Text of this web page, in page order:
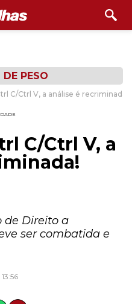
PESO
C/Ctrl V, a análise é recriminada!
C/Ctrl V, a
de Direito a
ser combatida e